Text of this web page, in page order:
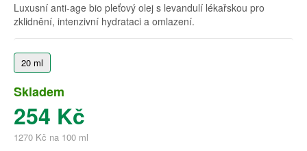
Luxusní anti-age bio pleťový olej s levandulí lékařskou pro
zklidnění, intenzivní hydrataci a omlazení.
20 ml
Skladem
254 Kč
1270 Kč na 100 ml